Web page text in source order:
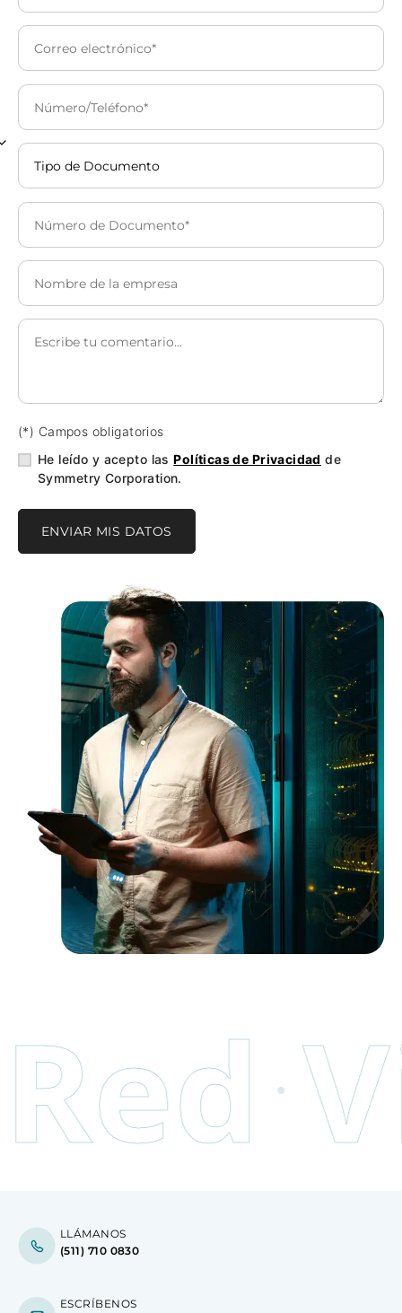
(*) Campos obligatorios
He leído y acepto lasPolíticas de Privacidad de
Symmetry Corporation.
LLÁMANOS
(511) 710 0830
ESCRÍBENOS